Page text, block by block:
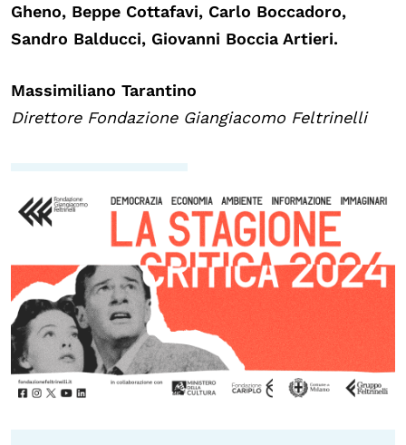
Gheno, Beppe Cottafavi, Carlo Boccadoro,
Sandro Balducci, Giovanni Boccia Artieri.
Massimiliano Tarantino
Direttore Fondazione Giangiacomo Feltrinelli